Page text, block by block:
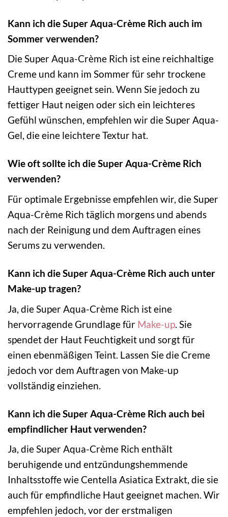
Kann ich die Super Aqua-Crème Rich auch im
Sommer verwenden?
Die Super Aqua-Crème Rich ist eine reichhaltige
Creme und kann im Sommer für sehr trockene
Hauttypen geeignet sein. Wenn Sie jedoch zu
fettiger Haut neigen oder sich ein leichteres
Gefühl wünschen, empfehlen wir die Super Aqua-
Gel, die eine leichtere Textur hat.
Wie oft sollte ich die Super Aqua-Crème Rich
verwenden?
Für optimale Ergebnisse empfehlen wir, die Super
Aqua-Crème Rich täglich morgens und abends
nach der Reinigung und dem Auftragen eines
Serums zu verwenden.
Kann ich die Super Aqua-Crème Rich auch unter
Make-up tragen?
Ja, die Super Aqua-Crème Rich ist eine
hervorragende Grundlage für Make-up . Sie
spendet der Haut Feuchtigkeit und sorgt für
einen ebenmäßigen Teint. Lassen Sie die Creme
jedoch vor dem Auftragen von Make-up
vollständig einziehen.
Kann ich die Super Aqua-Crème Rich auch bei
empfindlicher Haut verwenden?
Ja, die Super Aqua-Crème Rich enthält
beruhigende und entzündungshemmende
Inhaltsstoffe wie Centella Asiatica Extrakt, die sie
auch für empfindliche Haut geeignet machen. Wir
empfehlen jedoch, vor der erstmaligen